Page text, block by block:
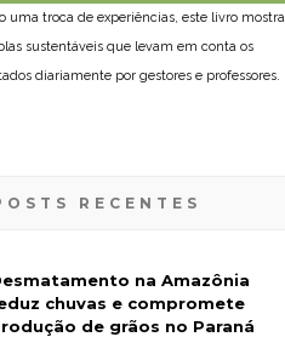
uma troca de experiências, este livro mostra
sustentáveis que levam em conta os
diariamente por gestores e professores.
RECENTES
na Amazônia
chuvas e compromete
de grãos no Paraná